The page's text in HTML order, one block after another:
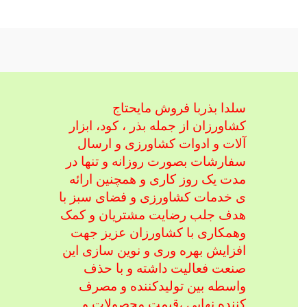
سلدا بذربا فروش مایحتاج
کشاورزان از جمله بذر ، کود، ابزار
آلات و ادوات کشاورزی و ارسال
سفارشات بصورت روزانه و تنها در
مدت یک روز کاری و همچنین ارائه
ی خدمات کشاورزی و فضای سبز با
هدف جلب رضایت مشتریان و کمک
وهمکاری با کشاورزان عزیز جهت
افزایش بهره وری و نوین سازی این
صنعت فعالیت داشته و با حذف
واسطه بین تولیدکننده و مصرف
کننده نهایی ،قیمت محصولات و